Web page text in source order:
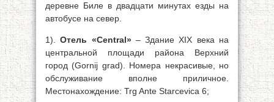
деревне Биле в двадцати минутах езды на
автобусе на север.
1).Отель «Central»– Здание XIX века на
центральной площади района Верхний
город (Gornij grad). Номера некрасивые, но
обслуживание вполне приличное.
Местонахождение: Trg Ante Starcevica 6;